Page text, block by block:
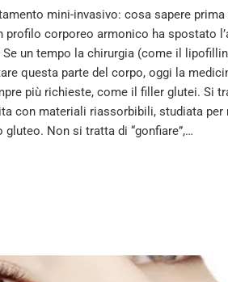
mini-invasivo: cosa sapere
profilo corporeo armonico ha spostato
Se un tempo la chirurgia (come il
questa parte del corpo, oggi la
più richieste, come il filler glutei. Si
con materiali riassorbibili, studiata
Non si tratta di “gonfiare”,…